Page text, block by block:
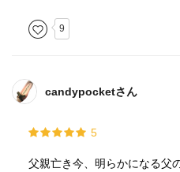
9
candypocketさん
5
父親亡き今、明らかになる父